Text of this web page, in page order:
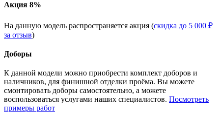
Акция 8%
На данную модель распространяется акция (скидка до 5 000 ₽
за отзыв)
Доборы
К данной модели можно приобрести комплект доборов и
наличников, для финишной отделки проёма. Вы можете
смонтировать доборы самостоятельно, а можете
воспользоваться услугами наших специалистов. Посмотреть
примеры работ